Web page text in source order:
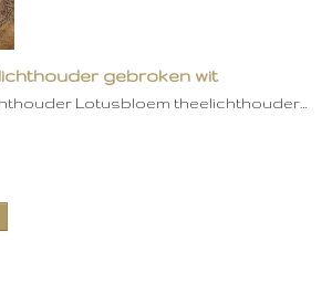
gebroken wit
Lotusbloem theelichthouder…